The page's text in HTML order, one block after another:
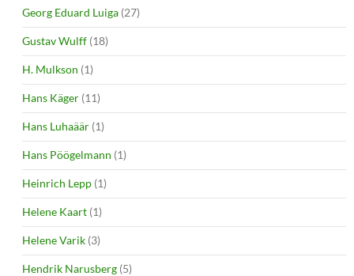
Georg Eduard Luiga (27)
Gustav Wulff (18)
H. Mulkson (1)
Hans Käger (11)
Hans Luhaäär (1)
Hans Pöögelmann (1)
Heinrich Lepp (1)
Helene Kaart (1)
Helene Varik (3)
Hendrik Narusberg (5)